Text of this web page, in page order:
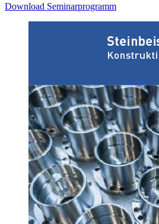
Download Seminarprogramm